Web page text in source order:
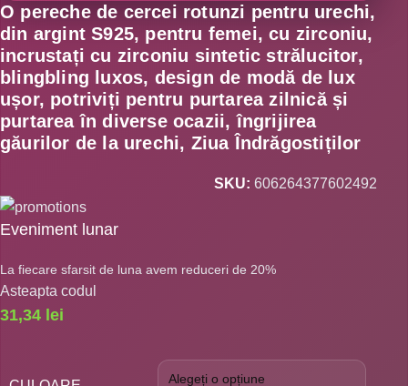
O pereche de cercei rotunzi pentru urechi,
din argint S925, pentru femei, cu zirconiu,
incrustați cu zirconiu sintetic strălucitor,
blingbling luxos, design de modă de lux
ușor, potriviți pentru purtarea zilnică și
purtarea în diverse ocazii, îngrijirea
găurilor de la urechi, Ziua Îndrăgostiților
SKU:606264377602492
Eveniment lunar
La fiecare sfarsit de luna avem reduceri de 20%
Asteapta codul
31,34 lei